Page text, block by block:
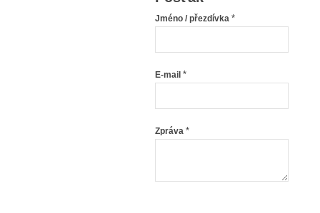
Jméno / přezdívka *
E-mail *
Zpráva *